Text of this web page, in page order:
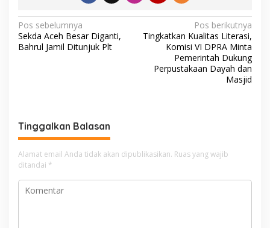
N
a
s
i
p
o
s
Pos sebelumnya
Sekda Aceh Besar Diganti,
Bahrul Jamil Ditunjuk Plt
Pos berikutnya
Tingkatkan Kualitas Literasi,
Komisi VI DPRA Minta
Pemerintah Dukung
Perpustakaan Dayah dan
Masjid
Tinggalkan Balasan
Alamat email Anda tidak akan dipublikasikan. Ruas yang wajib
ditandai *